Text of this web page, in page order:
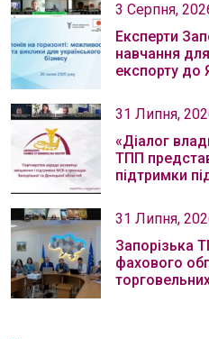
3 Серпня,
Експерти
навчання
експорту до
31 Липня,
«Діалог
ТПП
підтримки
31 Липня,
Запорізька
фахового